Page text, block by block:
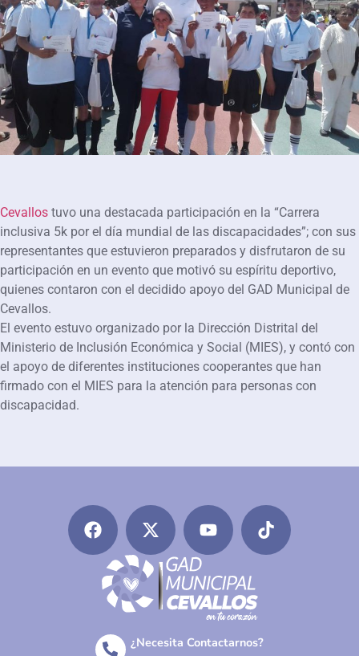
Cevallos tuvo una destacada participación en la “Carrera
inclusiva 5k por el día mundial de las discapacidades”; con sus
representantes que estuvieron preparados y disfrutaron de su
participación en un evento que motivó su espíritu deportivo,
quienes contaron con el decidido apoyo del GAD Municipal de
Cevallos.
El evento estuvo organizado por la Dirección Distrital del
Ministerio de Inclusión Económica y Social (MIES), y contó con
el apoyo de diferentes instituciones cooperantes que han
firmado con el MIES para la atención para personas con
discapacidad.
¿Necesita Contactarnos?